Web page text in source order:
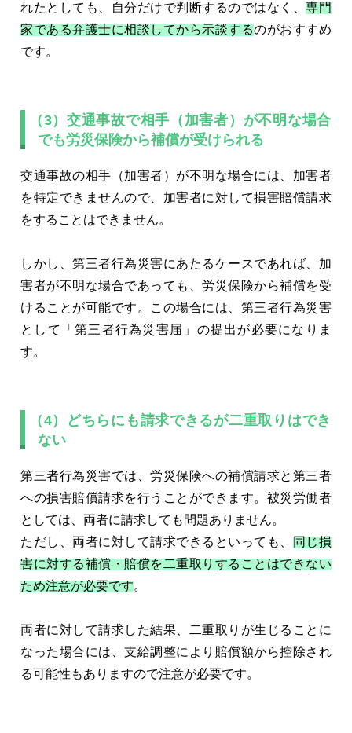
れたとしても、自分だけで判断するのではなく、専門
家である弁護士に相談してから示談するのがおすすめ
です。
（3）交通事故で相手（加害者）が不明な場合
でも労災保険から補償が受けられる
交通事故の相手（加害者）が不明な場合には、加害者
を特定できませんので、加害者に対して損害賠償請求
をすることはできません。
しかし、第三者行為災害にあたるケースであれば、加
害者が不明な場合であっても、労災保険から補償を受
けることが可能です。この場合には、第三者行為災害
として「第三者行為災害届」の提出が必要になりま
す。
（4）どちらにも請求できるが二重取りはでき
ない
第三者行為災害では、労災保険への補償請求と第三者
への損害賠償請求を行うことができます。被災労働者
としては、両者に請求しても問題ありません。
ただし、両者に対して請求できるといっても、
同じ損
害に対する補償・賠償を二重取りすることはできない
ため注意が必要です。
両者に対して請求した結果、二重取りが生じることに
なった場合には、支給調整により賠償額から控除され
る可能性もありますので注意が必要です。